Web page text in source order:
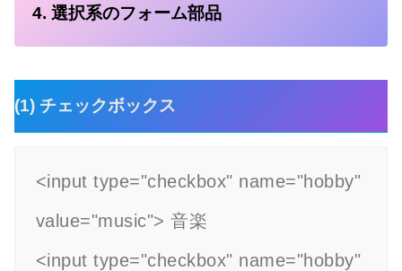
4. 選択系のフォーム部品
(1) チェックボックス
<input type="checkbox" name="hobby"
value="music"> 音楽
<input type="checkbox" name="hobby"